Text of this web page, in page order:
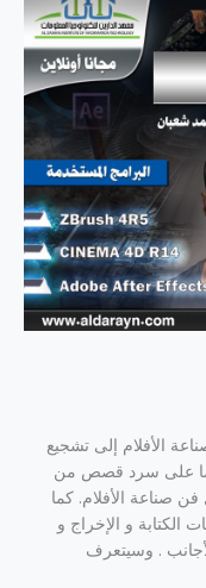
الأفلام إلى تشجيع
على سرد قصص من
صناعة الأفلام. كما
الكتابة و الإخراج و
. وسيتعرف